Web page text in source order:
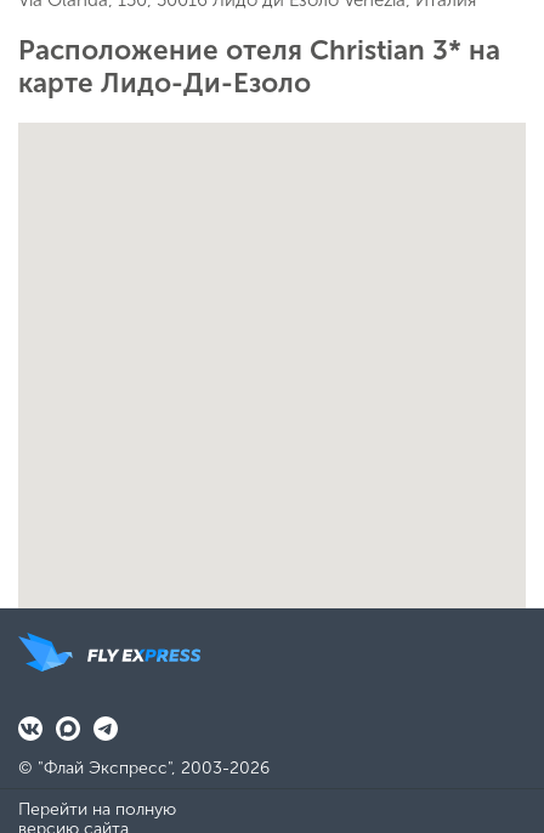
Расположение отеля Christian 3* на
карте Лидо-Ди-Езоло
© "Флай Экспресс", 2003-2026
Перейти на полную
версию сайта